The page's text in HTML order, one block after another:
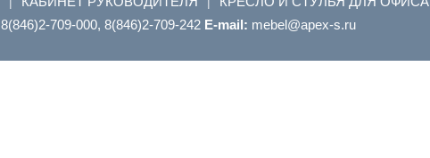
8(846)2-709-000, 8(846)2-709-242 E-mail: ur.s-xepa@lebem